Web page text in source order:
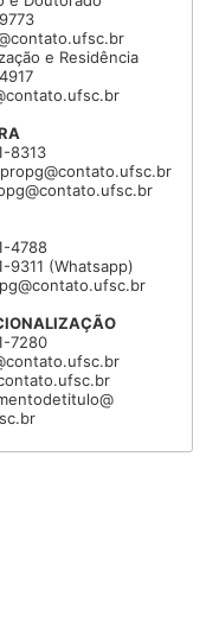
e Residência
8313
4788
9311 (Whatsapp)
7280